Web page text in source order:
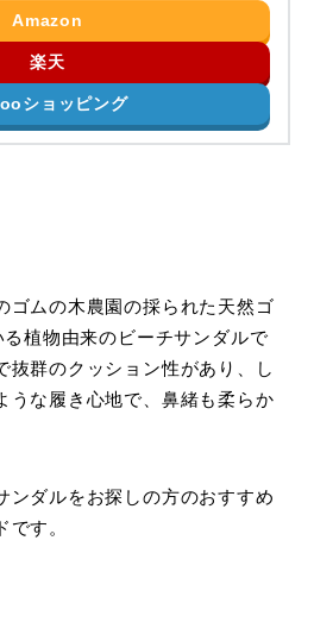
Amazon
楽天
ショッピング
ゴムの木農園の採られた天然ゴ
植物由来のビーチサンダルで
抜群のクッション性があり、し
うな履き心地で、鼻緒も柔らか
ンダルをお探しの方のおすすめ
です。